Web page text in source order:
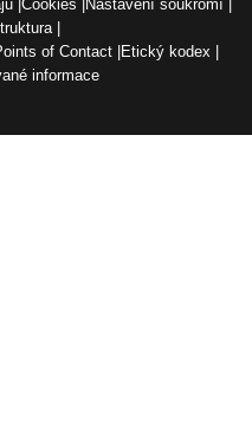
Cookies
Nastavení soukromí
of Contact
Etický kodex
informace